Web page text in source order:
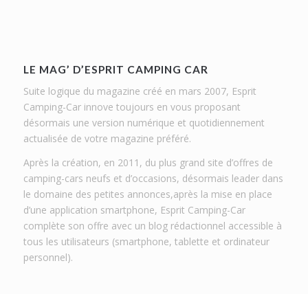
LE MAG’ D’ESPRIT CAMPING CAR
Suite logique du magazine créé en mars 2007, Esprit
Camping-Car innove toujours en vous proposant
désormais une version numérique et quotidiennement
actualisée de votre magazine préféré.
Après la création, en 2011, du plus grand site d’offres de
camping-cars neufs et d’occasions, désormais leader dans
le domaine des petites annonces,après la mise en place
d’une application smartphone, Esprit Camping-Car
complète son offre avec un blog rédactionnel accessible à
tous les utilisateurs (smartphone, tablette et ordinateur
personnel).